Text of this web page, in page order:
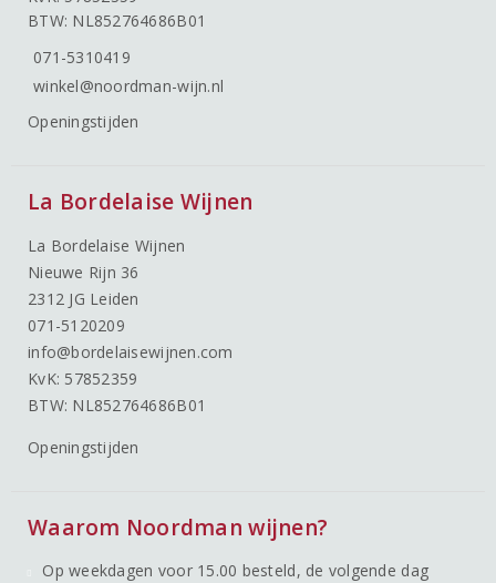
BTW: NL852764686B01
071-5310419
winkel@noordman-wijn.nl
Openingstijden
La Bordelaise Wijnen
La Bordelaise Wijnen
Nieuwe Rijn 36
2312 JG Leiden
071-5120209
info@bordelaisewijnen.com
KvK: 57852359
BTW: NL852764686B01
Openingstijden
Waarom Noordman wijnen?
Op weekdagen voor 15.00 besteld, de volgende dag